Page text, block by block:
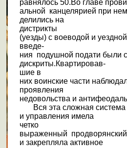
равнялось 50.Во главе
альной канцелярией при
делились на
дистрикты
(уезды) с воеводой и
введе-
ния подушной подати были
дискриты.Квартировав-
шие в
них воинские части
проявления
недовольства и
Вся эта сложная система
и управления имела
четко
выраженный
и закрепляла активное